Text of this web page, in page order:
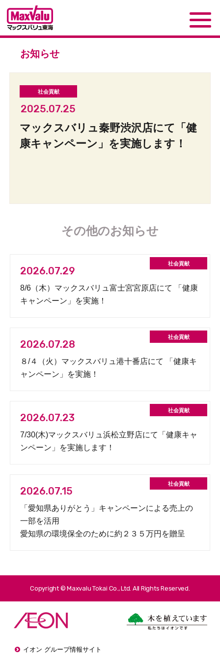
お知らせ
2025.07.25
マックスバリュ秦野渋沢店にて「健
康キャンペーン」を実施します！
その他のお知らせ
2026.07.29
8/6（木）マックスバリュ富士宮宮原店にて 「健康
キャンペーン」を実施！
2026.07.28
８/４（火）マックスバリュ港十番店にて 「健康キ
ャンペーン」を実施！
2026.07.23
7/30(木)マックスバリュ浜松立野店にて「健康キャ
ンペーン」を実施します！
2026.07.15
「愛知県ありがとう」キャンペーンによる売上の
一部を活用
愛知県の環境保全のために約２３５万円を贈呈
Copyright © Maxvalu Tokai Co., Ltd. All Rights Reserved.
イオン グループ情報サイト